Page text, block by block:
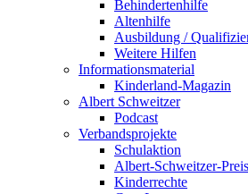
Behindertenhilfe
Altenhilfe
Ausbildung /
Weitere Hilfen
Informationsmaterial
Kinderland-Magazin
Albert Schweitzer
Podcast
Verbandsprojekte
Schulaktion
Albert-Schweitzer-Preis
Kinderrechte